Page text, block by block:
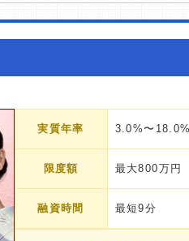
実質年率 3.0%〜18.0%
限度額 最大800万円
融資時間 最短9分